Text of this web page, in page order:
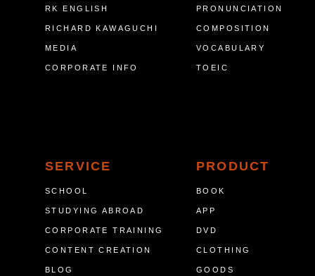
RK ENGLISH
RICHARD KAWAGUCHI
MEDIA
CORPORATE INFO
PRONUNCIATION
COMPOSITION
VOCABULARY
TOEIC
SERVICE
SCHOOL
STUDYING ABROAD
CORPORATE TRAINING
CONTENT CREATION
BLOG
PRODUCT
BOOK
APP
DVD
CLOTHING
GOODS